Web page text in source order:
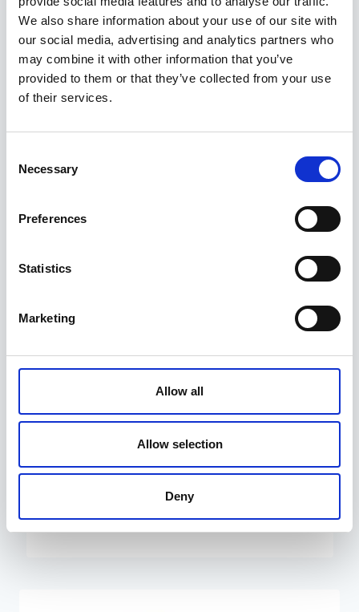
We also share information about your use of our site with
our social media, advertising and analytics partners who
may combine it with other information that you’ve
provided to them or that they’ve collected from your use
of their services.
Selection
Necessary
Preferences
Statistics
Marketing
Allow all
Allow selection
Deny
5 x varrukas: (25 mm, 27 mm, 28 mm, 29
mm, 30 mm)
Elektriline vints 12V 4500 kg